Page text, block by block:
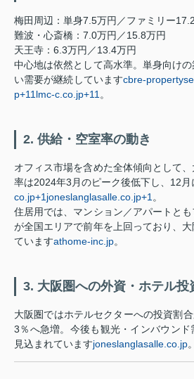
梅田周辺：単身7.5万円／ファミリー
難波・心斎橋：7.0万円／15.8万円
天王寺：6.3万円／13.4万円
中心地は依然として高水準。単身向け
い需要が継続していますcbre-
p+11 lmc-c.co.jp+11 。
2. 供給・空室率の動き
オフィス市場を含めた全体傾向として
率は2024年3月のピーク後低下し、12
co.jp+1 joneslanglasalle.co.jp+1 。
住居用では、マンション／アパートと
が全国エリアで前年を上回っており、
ていますathome-inc.jp。
3. 大阪圏への外資・ホテル投
大阪圏ではホテルセクターへの投資割
3％へ急増。今後も観光・インバウン
見込まれていますjoneslanglasalle.co.jp。